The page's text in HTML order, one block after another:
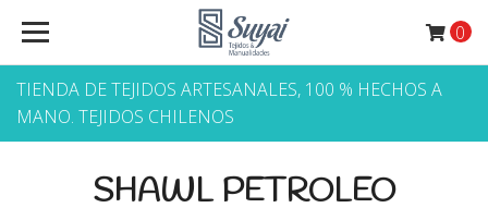
TIENDA DE TEJIDOS ARTESANALES, 100 % HECHOS A
MANO. TEJIDOS CHILENOS
0
SHAWL PETROLEO